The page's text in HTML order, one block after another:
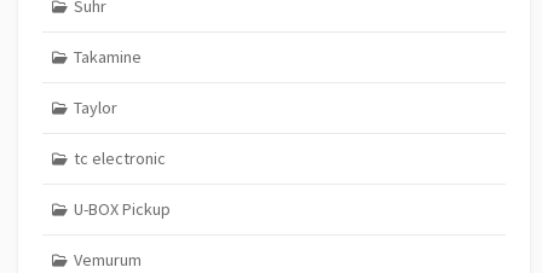
Suhr
Takamine
Taylor
tc electronic
U-BOX Pickup
Vemurum